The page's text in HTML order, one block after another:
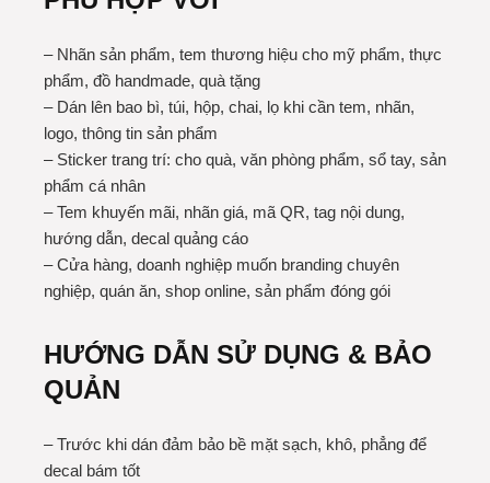
– Nhãn sản phẩm, tem thương hiệu cho mỹ phẩm, thực
phẩm, đồ handmade, quà tặng
– Dán lên bao bì, túi, hộp, chai, lọ khi cần tem, nhãn,
logo, thông tin sản phẩm
– Sticker trang trí: cho quà, văn phòng phẩm, sổ tay, sản
phẩm cá nhân
– Tem khuyến mãi, nhãn giá, mã QR, tag nội dung,
hướng dẫn, decal quảng cáo
– Cửa hàng, doanh nghiệp muốn branding chuyên
nghiệp, quán ăn, shop online, sản phẩm đóng gói
HƯỚNG DẪN SỬ DỤNG & BẢO
QUẢN
– Trước khi dán đảm bảo bề mặt sạch, khô, phẳng để
decal bám tốt